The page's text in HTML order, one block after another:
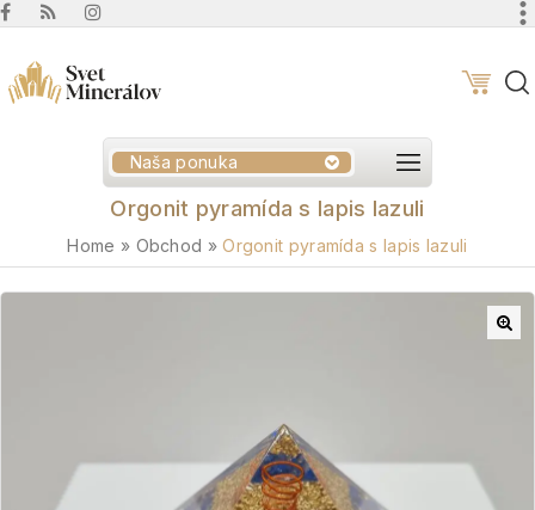
Naša ponuka
Orgonit pyramída s lapis lazuli
Home » Obchod »Orgonit pyramída s lapis lazuli